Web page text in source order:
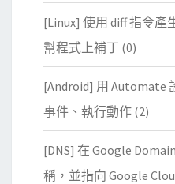
[Linux] 使用 diff 指令產
幫程式上補丁 (0)
[Android] 用 Automate
事件、執行動作 (2)
[DNS] 在 Google
稱，並指向 Google